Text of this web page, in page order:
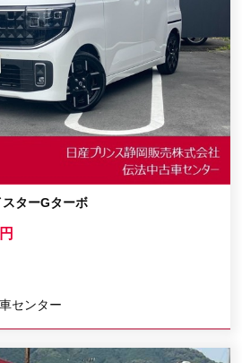
ターGターボ
センター